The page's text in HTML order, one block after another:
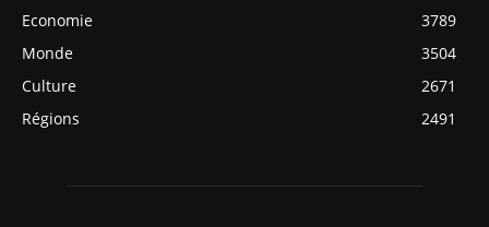
Economie
3789
Monde
3504
Culture
2671
Régions
2491